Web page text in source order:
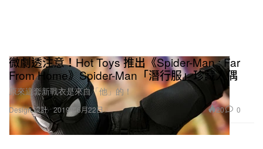
Design 設計
微劇透注意！Hot Toys 推出《Spider-Man : Far
From Home》Spider-Man「潛行服」珍藏人偶
原來這套新戰衣是來自「他」的！
2019年6月22日 20 0